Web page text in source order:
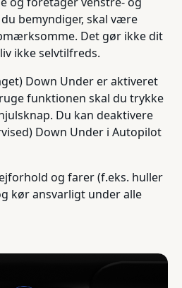
bemyndiger, skal være
Det gør ikke dit
ikke selvtilfreds.
Down Under er aktiveret
funktionen skal du trykke
Du kan deaktivere
Down Under i Autopilot
og farer (f.eks. huller
kør ansvarligt under alle